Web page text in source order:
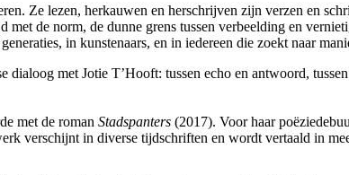
Ze lezen, herkauwen en herschrijven zijn verzen en
de norm, de dunne grens tussen verbeelding en
in kunstenaars, en in iedereen die zoekt naar
met Jotie T’Hooft: tussen echo en antwoord,
met de roman Stadspanters (2017). Voor haar
verschijnt in diverse tijdschriften en wordt vertaald in